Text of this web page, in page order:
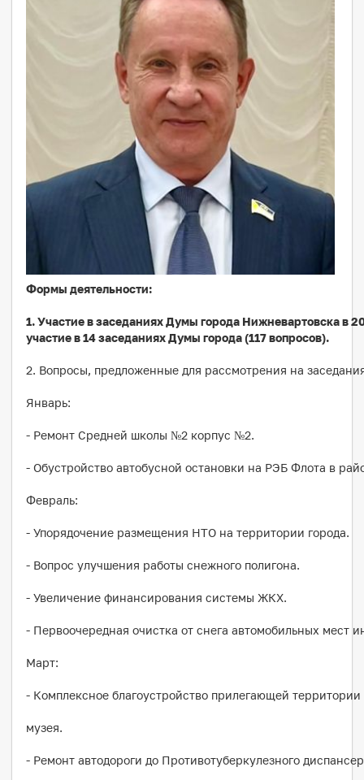
Формы деятельности:
1. Участие в заседаниях Думы города Нижневартовска в
участие в 14 заседаниях Думы города (117 вопросов).
2. Вопросы, предложенные для рассмотрения на
Январь:
- Ремонт Средней школы №2 корпус №2.
- Обустройство автобусной остановки на РЭБ Флота в
Февраль:
- Упорядочение размещения НТО на территории города.
- Вопрос улучшения работы снежного полигона.
- Увеличение финансирования системы ЖКХ.
- Первоочередная очистка от снега автомобильных мест
Март:
- Комплексное благоустройство прилегающей территории
музея.
- Ремонт автодороги до Противотуберкулезного